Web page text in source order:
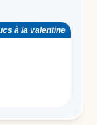
à la valentine